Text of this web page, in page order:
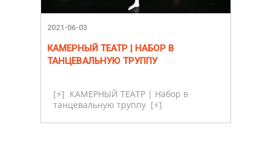
2021-06-03
КАМЕРНЫЙ ТЕАТР | НАБОР В
ТАНЦЕВАЛЬНУЮ ТРУППУ
[⚡] КАМЕРНЫЙ ТЕАТР | Набор в
танцевальную труппу [⚡]